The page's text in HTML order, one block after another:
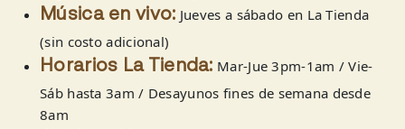
Música en vivo: Jueves a sábado en La Tienda
(sin costo adicional)
Horarios La Tienda: Mar-Jue 3pm-1am / Vie-
Sáb hasta 3am / Desayunos fines de semana desde
8am